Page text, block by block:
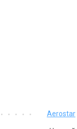
Aerostar